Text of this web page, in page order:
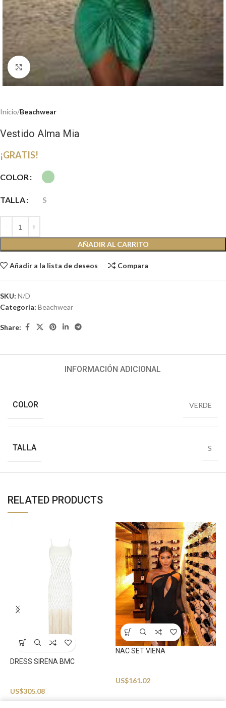
Haga clic para ampliar
Inicio Beachwear
Vestido Alma Mia
¡GRATIS!
COLOR
TALLA S
AÑADIR AL CARRITO
Añadir a la lista de deseos Compara
SKU: N/D
Categoría: Beachwear
Share:
INFORMACIÓN ADICIONAL
COLOR VERDE
TALLA S
RELATED PRODUCTS
DRESS SIRENA BMC
US$305.08
NAC SET VIENA
US$161.02